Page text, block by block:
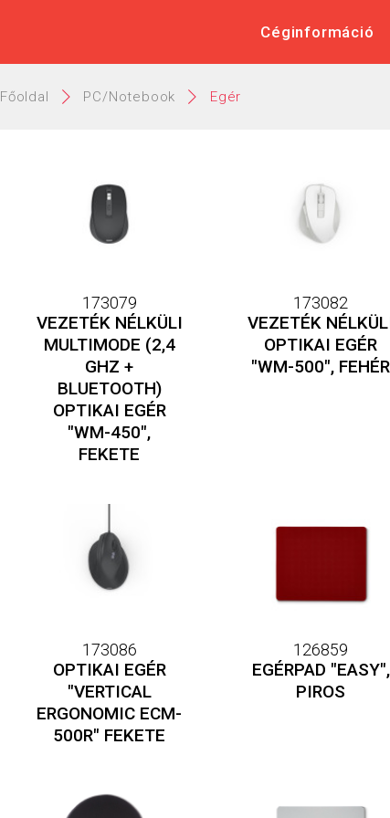
Hama Műszaki és Elektronikai
Céginformáció
Főoldal PC/Notebook Egér
173079
VEZETÉK NÉLKÜLI
MULTIMODE (2,4
GHZ +
BLUETOOTH)
OPTIKAI EGÉR
"WM-450",
FEKETE
173082
VEZETÉK
OPTIKAI EGÉR
"WM-500", FEHÉR
173086
OPTIKAI EGÉR
"VERTICAL
ERGONOMIC ECM-
500R" FEKETE
126859
EGÉRPAD "EASY",
PIROS